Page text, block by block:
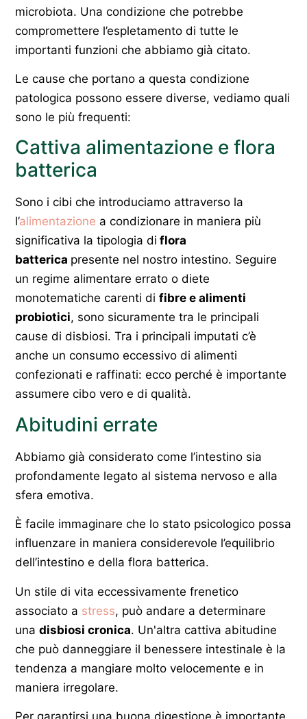
microbiota. Una condizione che potrebbe
compromettere l’espletamento di tutte le
importanti funzioni che abbiamo già citato.
Le cause che portano a questa condizione
patologica possono essere diverse, vediamo quali
sono le più frequenti:
Cattiva alimentazione e flora
batterica
Sono i cibi che introduciamo attraverso la
l’alimentazione a condizionare in maniera più
significativa la tipologia di flora
batterica presente nel nostro intestino. Seguire
un regime alimentare errato o diete
monotematiche carenti di fibre e alimenti
probiotici, sono sicuramente tra le principali
cause di disbiosi. Tra i principali imputati c’è
anche un consumo eccessivo di alimenti
confezionati e raffinati: ecco perché è importante
assumere cibo vero e di qualità.
Abitudini errate
Abbiamo già considerato come l’intestino sia
profondamente legato al sistema nervoso e alla
sfera emotiva.
È facile immaginare che lo stato psicologico possa
influenzare in maniera considerevole l’equilibrio
dell’intestino e della flora batterica.
Un stile di vita eccessivamente frenetico
associato a stress, può andare a determinare
una disbiosi cronica. Un'altra cattiva abitudine
che può danneggiare il benessere intestinale è la
tendenza a mangiare molto velocemente e in
maniera irregolare.
Per garantirsi una buona digestione è importante